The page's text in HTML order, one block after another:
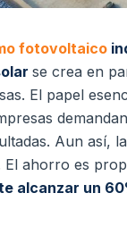
fotovoltaico
se crea en
El papel
Aun así, la
El ahorro es
alcanzar un